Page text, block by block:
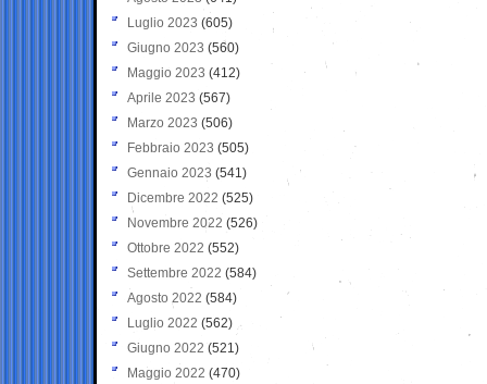
Luglio 2023 (605)
Giugno 2023 (560)
Maggio 2023 (412)
Aprile 2023 (567)
Marzo 2023 (506)
Febbraio 2023 (505)
Gennaio 2023 (541)
Dicembre 2022 (525)
Novembre 2022 (526)
Ottobre 2022 (552)
Settembre 2022 (584)
Agosto 2022 (584)
Luglio 2022 (562)
Giugno 2022 (521)
Maggio 2022 (470)